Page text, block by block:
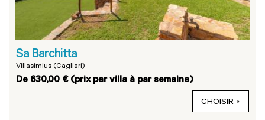
Sa Barchitta
Villasimius (Cagliari)
De 630,00 € (prix par villa à par semaine)
CHOISIR